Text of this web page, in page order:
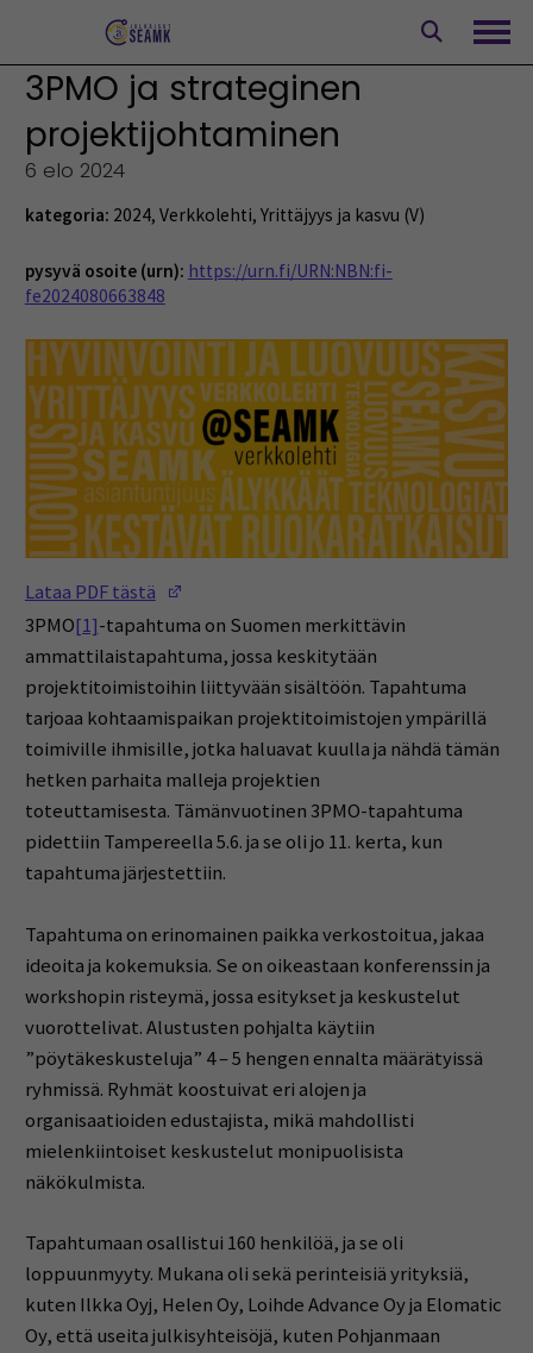
3PMO ja strateginen
projektijohtaminen
6 elo 2024
kategoria: 2024, Verkkolehti, Yrittäjyys ja kasvu (V)
pysyvä osoite (urn): https://urn.fi/URN:NBN:fi-
fe2024080663848
Lataa PDF tästä
3PMO[1]-tapahtuma on Suomen merkittävin
ammattilaistapahtuma, jossa keskitytään
projektitoimistoihin liittyvään sisältöön. Tapahtuma
tarjoaa kohtaamispaikan projektitoimistojen ympärillä
toimiville ihmisille, jotka haluavat kuulla ja nähdä tämän
hetken parhaita malleja projektien
toteuttamisesta. Tämänvuotinen 3PMO-tapahtuma
pidettiin Tampereella 5.6. ja se oli jo 11. kerta, kun
tapahtuma järjestettiin.
Tapahtuma on erinomainen paikka verkostoitua, jakaa
ideoita ja kokemuksia. Se on oikeastaan konferenssin ja
workshopin risteymä, jossa esitykset ja keskustelut
vuorottelivat. Alustusten pohjalta käytiin
”pöytäkeskusteluja” 4 – 5 hengen ennalta määrätyissä
ryhmissä. Ryhmät koostuivat eri alojen ja
organisaatioiden edustajista, mikä mahdollisti
mielenkiintoiset keskustelut monipuolisista
näkökulmista.
Tapahtumaan osallistui 160 henkilöä, ja se oli
loppuunmyyty. Mukana oli sekä perinteisiä yrityksiä,
kuten Ilkka Oyj, Helen Oy, Loihde Advance Oy ja Elomatic
Oy, että useita julkisyhteisöjä, kuten Pohjanmaan